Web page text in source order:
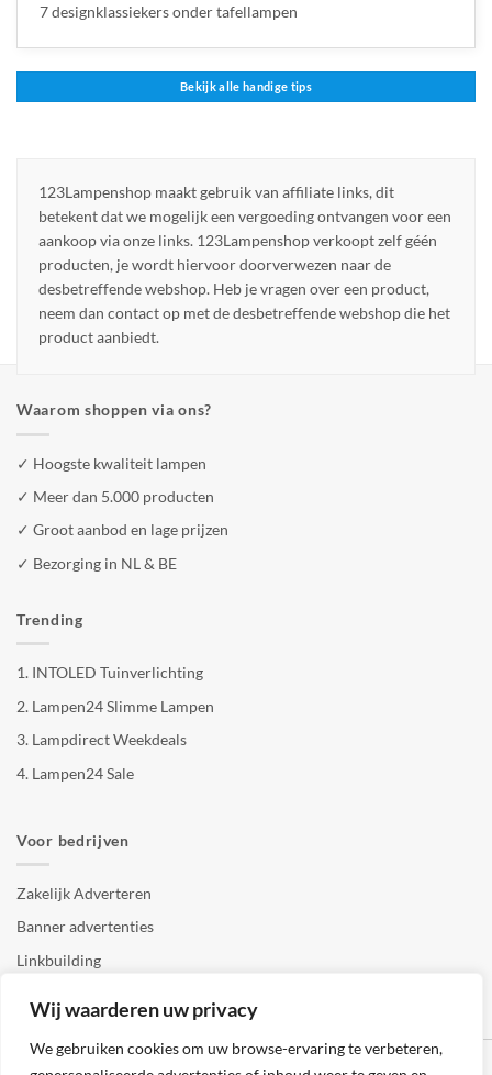
Wij waarderen uw privacy
We gebruiken cookies om uw browse-ervaring te verbeteren,
7 designklassiekers onder tafellampen
Bekijk alle handige tips
123Lampenshop maakt gebruik van affiliate links, dit
betekent dat we mogelijk een vergoeding ontvangen voor een
aankoop via onze links. 123Lampenshop verkoopt zelf géén
producten, je wordt hiervoor doorverwezen naar de
desbetreffende webshop. Heb je vragen over een product,
neem dan contact op met de desbetreffende webshop die het
product aanbiedt.
Waarom shoppen via ons?
✓ Hoogste kwaliteit lampen
✓ Meer dan 5.000 producten
✓ Groot aanbod en lage prijzen
✓ Bezorging in NL & BE
Trending
1. INTOLED Tuinverlichting
2. Lampen24 Slimme Lampen
3. Lampdirect Weekdeals
4. Lampen24 Sale
Voor bedrijven
Zakelijk Adverteren
Banner advertenties
Linkbuilding